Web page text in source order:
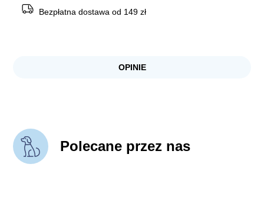
Bezpłatna dostawa od 149 zł
OPINIE
Polecane przez nas